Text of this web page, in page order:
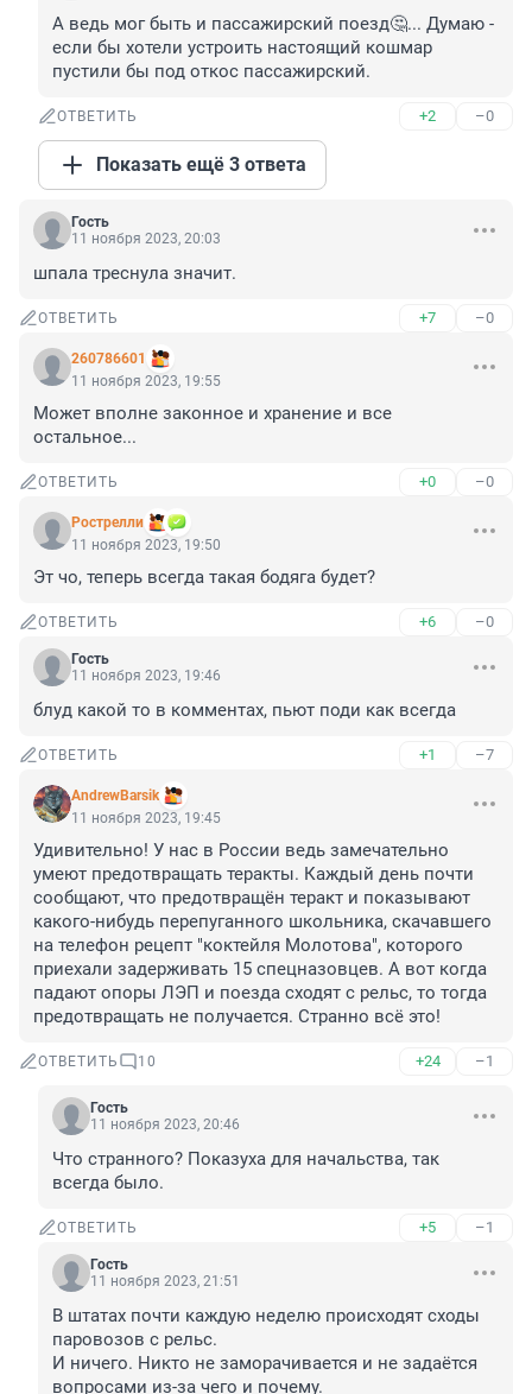
А ведь мог быть и пассажирский поезд🤔... Думаю -
если бы хотели устроить настоящий кошмар
пустили бы под откос пассажирский.
ОТВЕТИТЬ +2 –0
Показать ещё 3 ответа
Гость
11 ноября 2023, 20:03
шпала треснула значит.
ОТВЕТИТЬ +7 –0
260786601
11 ноября 2023, 19:55
Может вполне законное и хранение и все
остальное...
ОТВЕТИТЬ +0 –0
Рострелли
11 ноября 2023, 19:50
Эт чо, теперь всегда такая бодяга будет?
ОТВЕТИТЬ +6 –0
Гость
11 ноября 2023, 19:46
блуд какой то в комментах, пьют поди как всегда
ОТВЕТИТЬ +1 –7
AndrewBarsik
11 ноября 2023, 19:45
Удивительно! У нас в России ведь замечательно
умеют предотвращать теракты. Каждый день почти
сообщают, что предотвращён теракт и показывают
какого-нибудь перепуганного школьника, скачавшего
на телефон рецепт "коктейля Молотова", которого
приехали задерживать 15 спецназовцев. А вот когда
падают опоры ЛЭП и поезда сходят с рельс, то тогда
предотвращать не получается. Странно всё это!
ОТВЕТИТЬ 10 +24 –1
Гость
11 ноября 2023, 20:46
Что странного? Показуха для начальства, так
всегда было.
ОТВЕТИТЬ +5 –1
Гость
11 ноября 2023, 21:51
В штатах почти каждую неделю происходят сходы
паровозов с рельс.
И ничего. Никто не заморачивается и не задаётся
вопросами из-за чего и почему.